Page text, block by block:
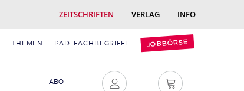
ZEITSCHRIFTEN VERLAG INFO
THEMEN PÄD. FACHBEGRIFFE JOBBÖRSE
ABO